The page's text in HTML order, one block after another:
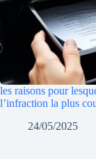
les raisons pour
l’infraction la plus
24/05/2025